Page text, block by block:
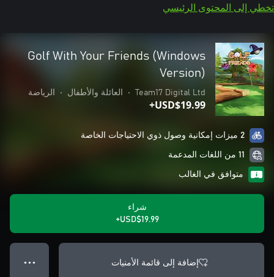
تخطي إلى المحتوى الرئيسي
Golf With Your Friends (Windows
Version)
Team17 Digital Ltd
• العائلة والأطفال • الرياضة
USD$19.99+
2 ميزات إمكانية وصول ذوي الاحتياجات الخاصة
11 من اللغات المدعمة
متوافق في الغالب
شراء
USD$19.99+
إضافة إلى قائمة الأمنيات ● ● ●